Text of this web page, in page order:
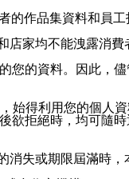
作品集資料和員
家均不能洩露消
的資料。因此，
得利用您的個人
拒絕時，均可隨
失或期限屆滿時，